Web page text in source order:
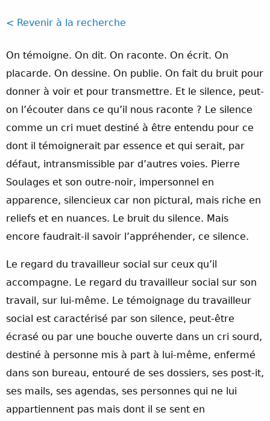
< Revenir à la recherche
On témoigne. On dit. On raconte. On écrit. On
placarde. On dessine. On publie. On fait du bruit pour
donner à voir et pour transmettre. Et le silence, peut-
on l’écouter dans ce qu’il nous raconte ? Le silence
comme un cri muet destiné à être entendu pour ce
dont il témoignerait par essence et qui serait, par
défaut, intransmissible par d’autres voies. Pierre
Soulages et son outre-noir, impersonnel en
apparence, silencieux car non pictural, mais riche en
reliefs et en nuances. Le bruit du silence. Mais
encore faudrait-il savoir l’appréhender, ce silence.
Le regard du travailleur social sur ceux qu’il
accompagne. Le regard du travailleur social sur son
travail, sur lui-même. Le témoignage du travailleur
social est caractérisé par son silence, peut-être
écrasé ou par une bouche ouverte dans un cri sourd,
destiné à personne mis à part à lui-même, enfermé
dans son bureau, entouré de ses dossiers, ses post-it,
ses mails, ses agendas, ses personnes qui ne lui
appartiennent pas mais dont il se sent en